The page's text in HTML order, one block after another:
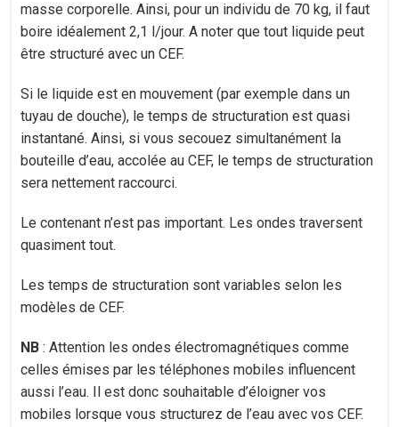
masse corporelle. Ainsi, pour un individu de 70 kg, il faut
boire idéalement 2,1 l/jour. A noter que tout liquide peut
être structuré avec un CEF.
Si le liquide est en mouvement (par exemple dans un
tuyau de douche), le temps de structuration est quasi
instantané. Ainsi, si vous secouez simultanément la
bouteille d’eau, accolée au CEF, le temps de structuration
sera nettement raccourci.
Le contenant n’est pas important. Les ondes traversent
quasiment tout.
Les temps de structuration sont variables selon les
modèles de CEF.
NB : Attention les ondes électromagnétiques comme
celles émises par les téléphones mobiles influencent
aussi l’eau. Il est donc souhaitable d’éloigner vos
mobiles lorsque vous structurez de l’eau avec vos CEF.